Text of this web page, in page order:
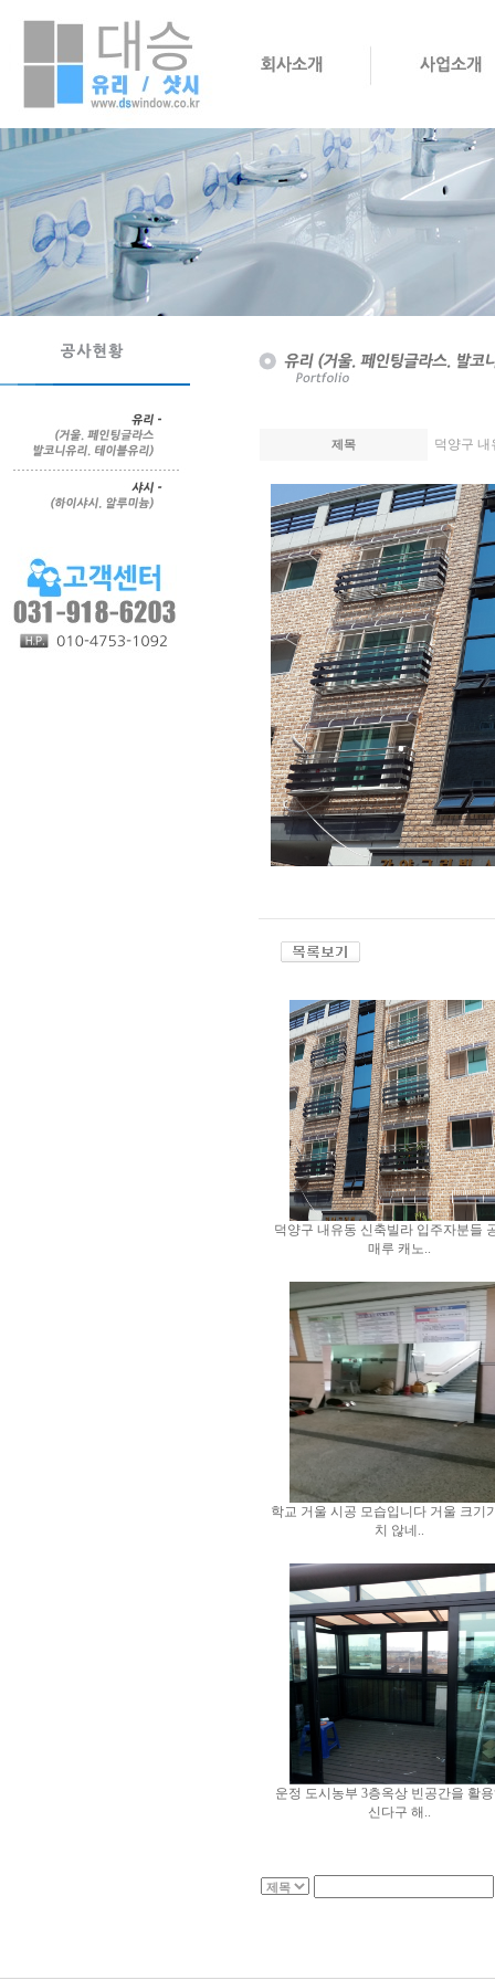
제목 덕양구 내
덕양구 내유동 신축빌라 입주자분들
매루 캐노..
학교 거울 시공 모습입니다 거울 크기
치 않네..
운정 도시농부 3층옥상 빈공간을 활
신다구 해..